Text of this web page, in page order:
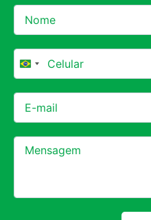
Brazil +55